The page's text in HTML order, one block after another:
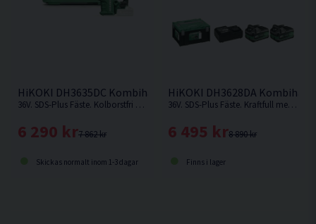
HiKOKI DH3635DC Kombihammare 36V
36V. SDS-Plus Fäste. Kolborstfri batteridriven SDS-Plus-kombihammare för kraftfull slagborrning i betong upp till Ø 35 mm. Levereras utan batteri och laddare.
7 862 kr
6 290 kr
Skickas normalt inom 1-3 dagar
HiKOKI DH3628DA
36V. SDS-Plus Fäste. Kraftfull med hög effekt och borr-/mejslingshastighet. Kampanjpris på begränsat antal. Kampanjpris på begränsat antal.
8 890 kr
6 495 kr
Finns i lager